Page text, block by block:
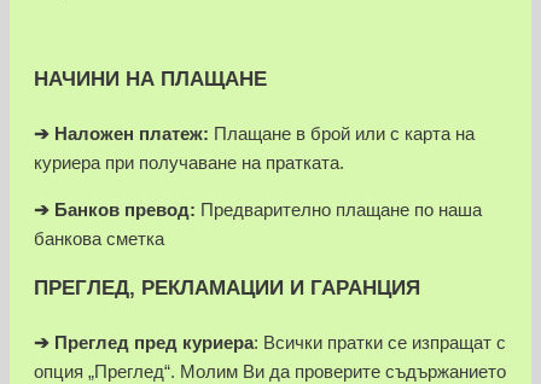
НАЧИНИ НА ПЛАЩАНЕ
➔ Наложен платеж: Плащане в брой или с карта на
куриера при получаване на пратката.
➔ Банков превод: Предварително плащане по наша
банкова сметка
ПРЕГЛЕД, РЕКЛАМАЦИИ И ГАРАНЦИЯ
➔ Преглед пред куриера: Всички пратки се изпращат с
опция „Преглед“. Молим Ви да проверите съдържанието